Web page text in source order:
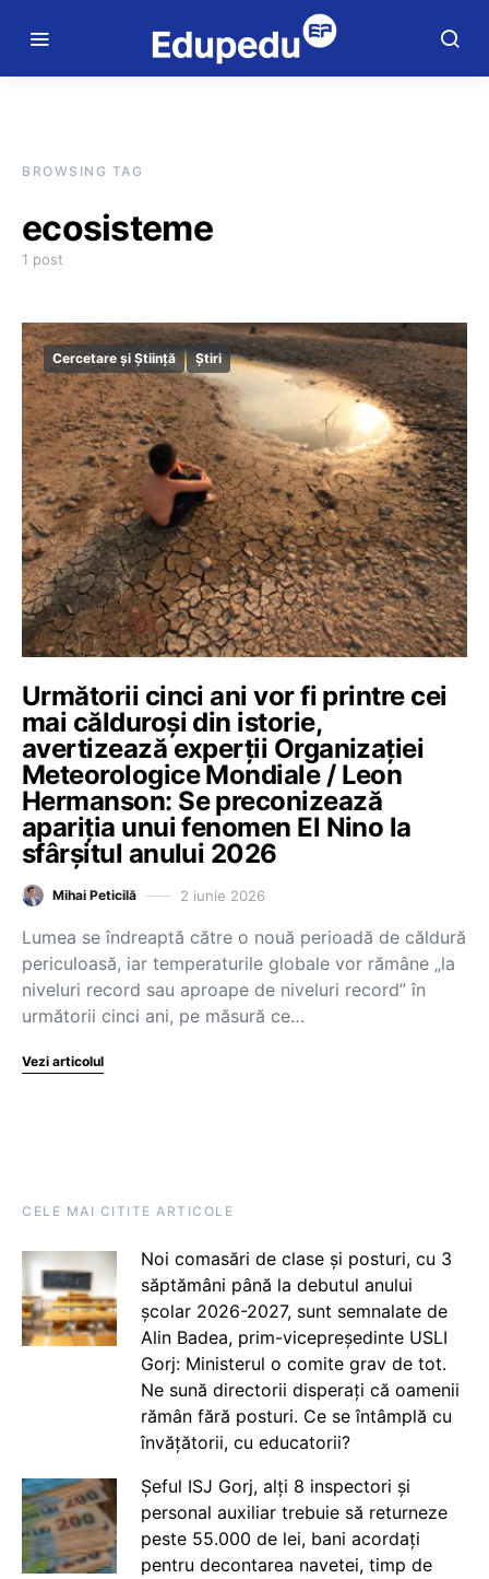
BROWSING TAG
ecosisteme
1 post
Cercetare și Știință Știri
Următorii cinci ani vor fi printre cei
mai călduroși din istorie,
avertizează experții Organizației
Meteorologice Mondiale / Leon
Hermanson: Se preconizează
apariția unui fenomen El Nino la
sfârșitul anului 2026
Mihai Peticilă 2 iunie 2026
Lumea se îndreaptă către o nouă perioadă de căldură
periculoasă, iar temperaturile globale vor rămâne „la
niveluri record sau aproape de niveluri record” în
următorii cinci ani, pe măsură ce…
Vezi articolul
CELE MAI CITITE ARTICOLE
Noi comasări de clase și posturi, cu 3
săptămâni până la debutul anului
școlar 2026-2027, sunt semnalate de
Alin Badea, prim-vicepreședinte USLI
Gorj: Ministerul o comite grav de tot.
Ne sună directorii disperați că oamenii
rămân fără posturi. Ce se întâmplă cu
învățătorii, cu educatorii?
Șeful ISJ Gorj, alți 8 inspectori și
personal auxiliar trebuie să returneze
peste 55.000 de lei, bani acordați
pentru decontarea navetei, timp de